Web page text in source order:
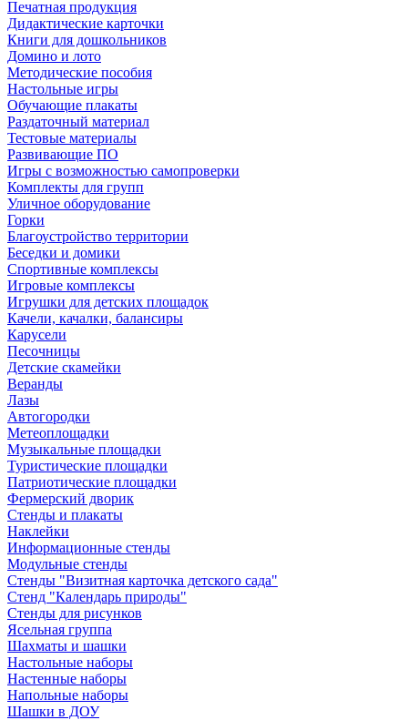
Печатная продукция
Дидактические карточки
Книги для дошкольников
Домино и лото
Методические пособия
Настольные игры
Обучающие плакаты
Раздаточный материал
Тестовые материалы
Развивающие ПО
Игры с возможностью самопроверки
Комплекты для групп
Уличное оборудование
Горки
Благоустройство территории
Беседки и домики
Спортивные комплексы
Игровые комплексы
Игрушки для детских площадок
Качели, качалки, балансиры
Карусели
Песочницы
Детские скамейки
Веранды
Лазы
Автогородки
Метеоплощадки
Музыкальные площадки
Туристические площадки
Патриотические площадки
Фермерский дворик
Стенды и плакаты
Наклейки
Информационные стенды
Модульные стенды
Стенды "Визитная карточка детского сада"
Стенд "Календарь природы"
Стенды для рисунков
Ясельная группа
Шахматы и шашки
Настольные наборы
Настенные наборы
Напольные наборы
Шашки в ДОУ